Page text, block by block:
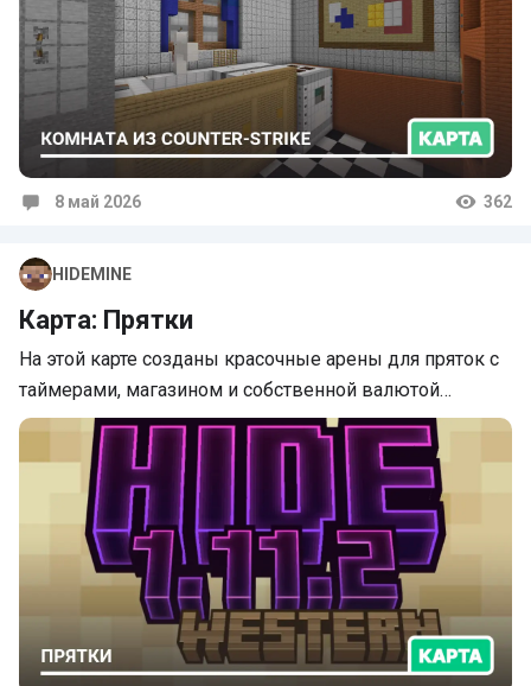
8 май 2026 362
HIDEMINE
Карта: Прятки
На этой карте созданы красочные арены для пряток с
таймерами, магазином и собственной валютой…